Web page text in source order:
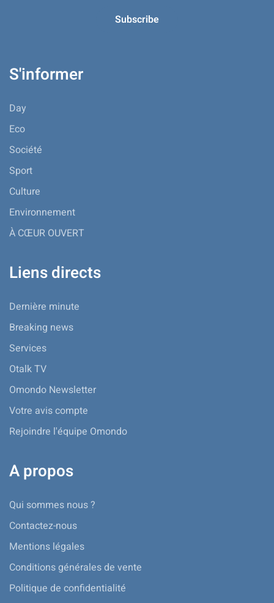
S'informer
Day
Eco
Société
Sport
Culture
Environnement
À CŒUR OUVERT
Liens directs
Dernière minute
Breaking news
Services
Otalk TV
Omondo Newsletter
Votre avis compte
Rejoindre l'équipe Omondo
A propos
Qui sommes nous ?
Contactez-nous
Mentions légales
Conditions générales de vente
Politique de confidentialité